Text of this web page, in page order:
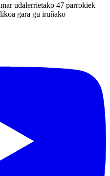
udalerrietako 47 parrokiek
gara gu iruñako